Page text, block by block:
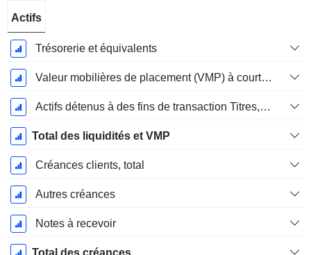
Fiscale:
Décembre
Actifs
Trésorerie et équivalents
Valeur mobilières de placement (VMP) à court terme
Actifs détenus à des fins de transaction Titres, totalActifs détenus à des fins de transactions (Trading), Total.
Total des liquidités et VMP
Créances clients, total
Autres créances
Notes à recevoir